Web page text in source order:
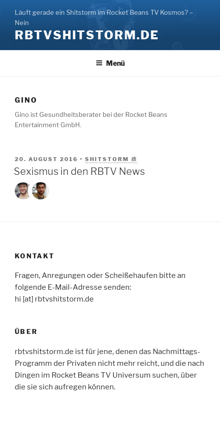
Inhalt
springen
Läuft gerade ein Shitstorm im Rocket Beans TV Kosmos? –
Nein
RBTVSHITSTORM.DE
Menü
GINO
Gino ist Gesundheitsberater bei der Rocket Beans
Entertainment GmbH.
VERÖFFENTLICHT
AM
20. AUGUST 2016 • SHITSTORM 💩
Sexismus in den RBTV News
KONTAKT
Fragen, Anregungen oder Scheißehaufen bitte an
folgende E-Mail-Adresse senden:
hi [at] rbtvshitstorm.de
ÜBER
rbtvshitstorm.de ist für jene, denen das Nachmittags-
Programm der Privaten nicht mehr reicht, und die nach
Dingen im Rocket Beans TV Universum suchen, über
die sie sich aufregen können.